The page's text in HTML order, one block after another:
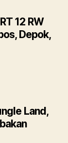
12 RW
Depok,
Land,